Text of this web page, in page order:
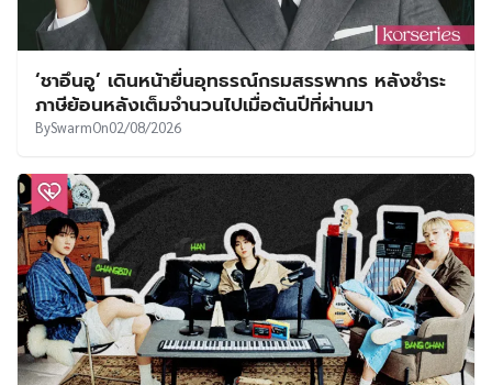
‘ชาอึนอู’ เดินหน้ายื่นอุทธรณ์กรมสรรพากร หลังชำระ
ภาษีย้อนหลังเต็มจำนวนไปเมื่อต้นปีที่ผ่านมา
BySwarmOn02/08/2026